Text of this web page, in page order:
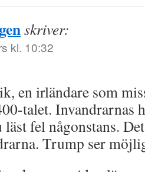
skriver:
kl. 10:32
en irländare som
talet. Invandrarnas
läst fel någonstans.
Trump ser